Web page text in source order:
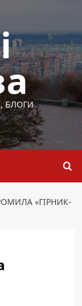
БЛОГИ
«ГІРНИК-